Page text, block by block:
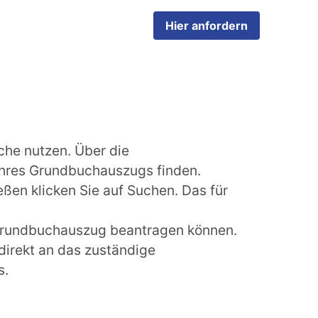
Hier anfordern
nutzen. Über die
Grundbuchauszugs finden.
klicken Sie auf Suchen. Das für
beantragen können.
an das zuständige